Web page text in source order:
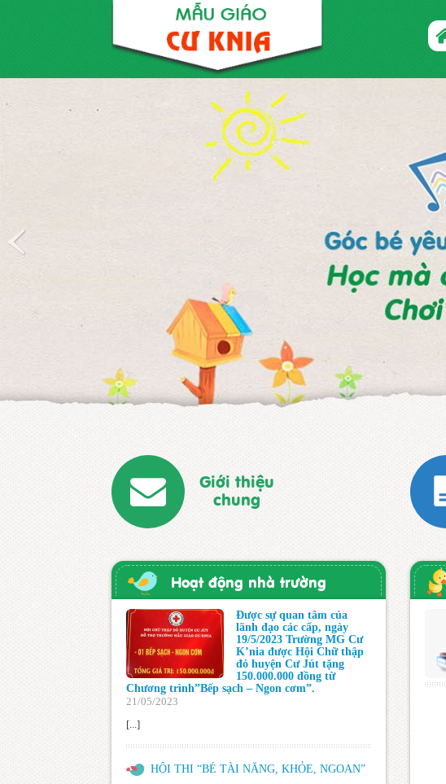
Giới thiệu
chung
Hoạt động nhà trường
Được sự quan tâm của
lãnh đạo các cấp, ngày
19/5/2023 Trường MG Cư
K’nia được Hội Chữ thập
đỏ huyện Cư Jút tặng
150.000.000 đồng từ
Chương trình”Bếp sạch – Ngon cơm”.
21/05/2023
[...]
HỘI THI “BÉ TÀI NĂNG, KHỎE, NGOAN”